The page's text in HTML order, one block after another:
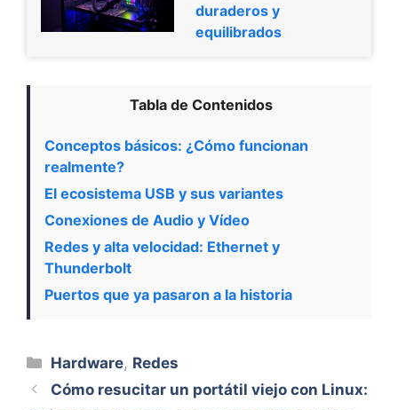
duraderos y
equilibrados
Tabla de Contenidos
Conceptos básicos: ¿Cómo funcionan
realmente?
El ecosistema USB y sus variantes
Conexiones de Audio y Vídeo
Redes y alta velocidad: Ethernet y
Thunderbolt
Puertos que ya pasaron a la historia
Categorías
Hardware, Redes
Cómo resucitar un portátil viejo con Linux: